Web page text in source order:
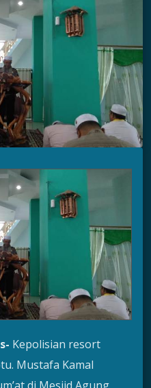
Kepolisian resort
Mustafa Kamal